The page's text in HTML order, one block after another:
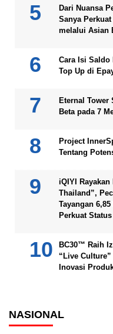
Dari Nuansa
Sanya
melalui Asian
Cara Isi Saldo
Top Up di
Eternal Tower
Beta pada 7
Project
Tentang
iQIYI
Thailand”,
Tayangan
Perkuat
BC30™ Raih
“Live
Inovasi
NASIONAL